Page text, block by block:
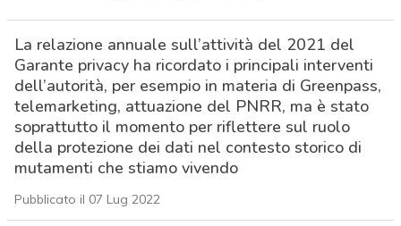
La relazione annuale sull’attività del 2021 del
Garante privacy ha ricordato i principali interventi
dell’autorità, per esempio in materia di Greenpass,
telemarketing, attuazione del PNRR, ma è stato
soprattutto il momento per riflettere sul ruolo
della protezione dei dati nel contesto storico di
mutamenti che stiamo vivendo
Pubblicato il 07 Lug 2022